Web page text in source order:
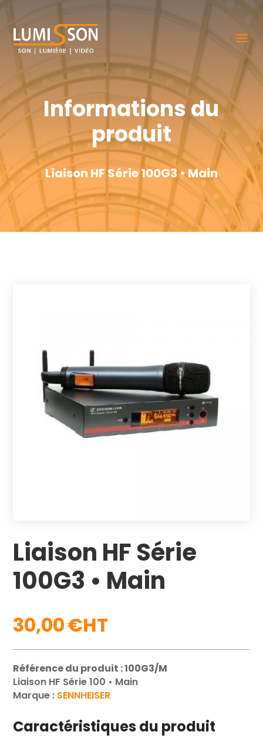
Informations du
produit
Liaison HF Série 100G3 • Main
Liaison HF Série
100G3 • Main
30,00€
Référence du produit : 100G3/M
Liaison HF Série 100 • Main
Marque : SENNHEISER
Caractéristiques du produit